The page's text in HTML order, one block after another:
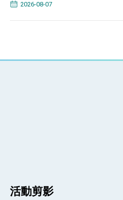
2026-08-07
活動剪影